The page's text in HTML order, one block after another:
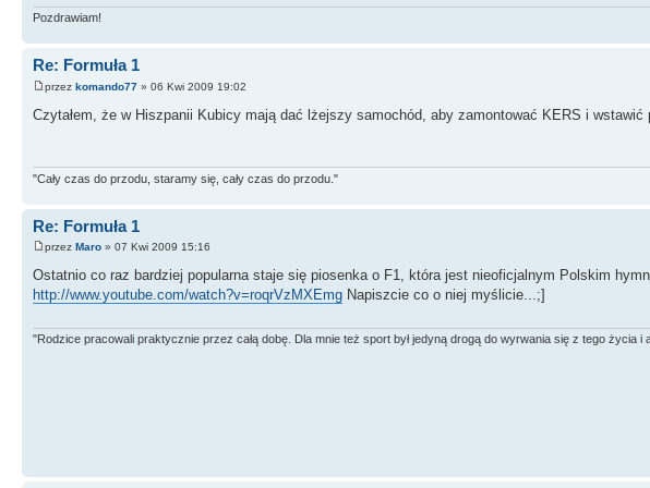
Pozdrawiam!
Re: Formuła 1
przez komando77 » 06 Kwi 2009 19:02
Czytałem, że w Hiszpanii Kubicy mają dać lżejszy samochód, aby zamontować KERS i wstawić
"Cały czas do przodu, staramy się, cały czas do przodu."
Re: Formuła 1
przez Maro » 07 Kwi 2009 15:16
Ostatnio co raz bardziej popularna staje się piosenka o F1, która jest nieoficjalnym Polskim
http://www.youtube.com/watch?v=roqrVzMXEmg Napiszcie co o niej myślicie...;]
"Rodzice pracowali praktycznie przez całą dobę. Dla mnie też sport był jedyną drogą do wyrwania się z tego życia i